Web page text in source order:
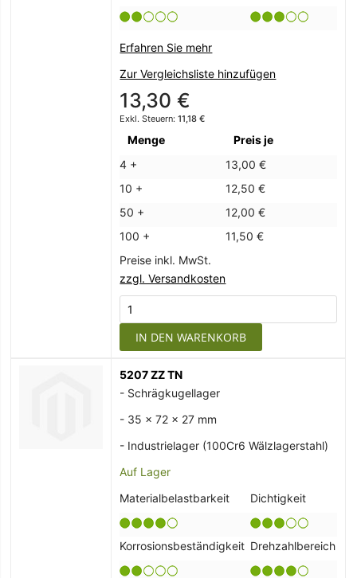
Erfahren Sie mehr
Zur Vergleichsliste hinzufügen
13,30 €
11,18 €
Menge
Preis je
4 +
13,00 €
10 +
12,50 €
50 +
12,00 €
100 +
11,50 €
Preise inkl. MwSt.
zzgl. Versandkosten
IN DEN WARENKORB
5207 ZZ TN
- Schrägkugellager
- 35 x 72 x 27 mm
- Industrielager (100Cr6 Wälzlagerstahl)
Auf Lager
Materialbelastbarkeit
Dichtigkeit
Korrosionsbeständigkeit Drehzahlbereich